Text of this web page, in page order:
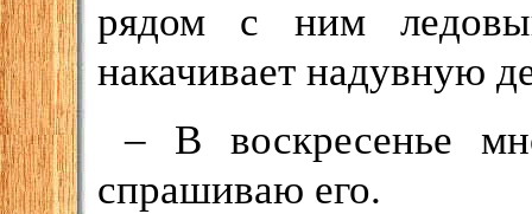
рядом с ним
накачивает надувную
– В воскресенье
спрашиваю его.